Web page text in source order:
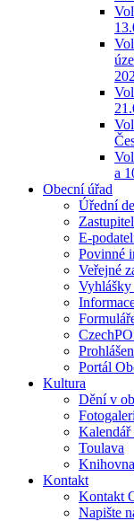
a
Obecní úřad
Úřední
E-
Povinné
Veřejné
Vyhlášky
Portál
Kultura
Dění v
Kalendář
Toulava
Knihovna
Kontakt
Kontakt
Napište